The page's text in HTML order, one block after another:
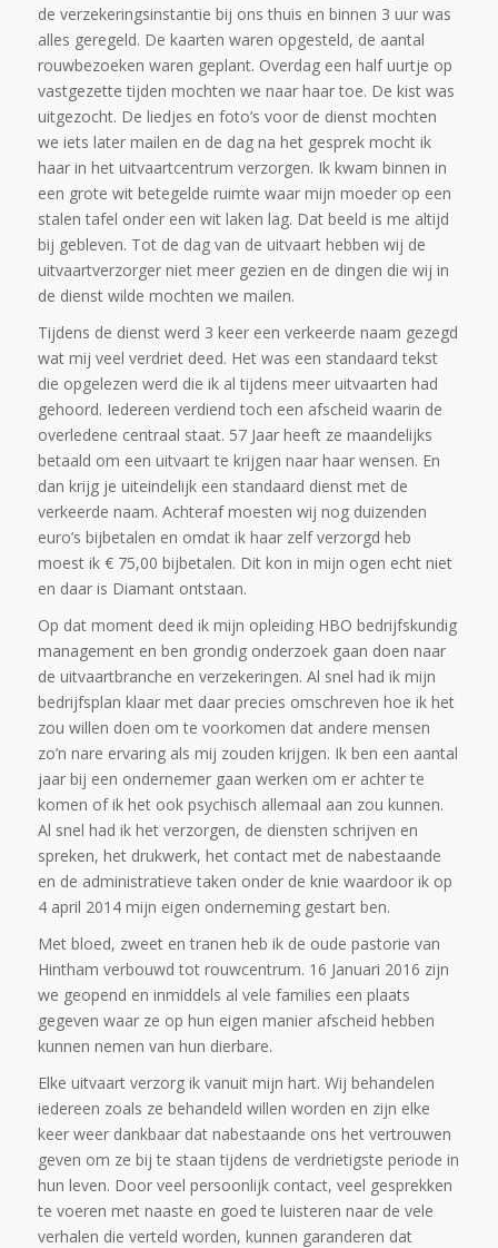
de verzekeringsinstantie bij ons thuis en binnen 3 uur was
alles geregeld. De kaarten waren opgesteld, de aantal
rouwbezoeken waren geplant. Overdag een half uurtje op
vastgezette tijden mochten we naar haar toe. De kist was
uitgezocht. De liedjes en foto’s voor de dienst mochten
we iets later mailen en de dag na het gesprek mocht ik
haar in het uitvaartcentrum verzorgen. Ik kwam binnen in
een grote wit betegelde ruimte waar mijn moeder op een
stalen tafel onder een wit laken lag. Dat beeld is me altijd
bij gebleven. Tot de dag van de uitvaart hebben wij de
uitvaartverzorger niet meer gezien en de dingen die wij in
de dienst wilde mochten we mailen.
Tijdens de dienst werd 3 keer een verkeerde naam gezegd
wat mij veel verdriet deed. Het was een standaard tekst
die opgelezen werd die ik al tijdens meer uitvaarten had
gehoord. Iedereen verdiend toch een afscheid waarin de
overledene centraal staat. 57 Jaar heeft ze maandelijks
betaald om een uitvaart te krijgen naar haar wensen. En
dan krijg je uiteindelijk een standaard dienst met de
verkeerde naam. Achteraf moesten wij nog duizenden
euro’s bijbetalen en omdat ik haar zelf verzorgd heb
moest ik € 75,00 bijbetalen. Dit kon in mijn ogen echt niet
en daar is Diamant ontstaan.
Op dat moment deed ik mijn opleiding HBO bedrijfskundig
management en ben grondig onderzoek gaan doen naar
de uitvaartbranche en verzekeringen. Al snel had ik mijn
bedrijfsplan klaar met daar precies omschreven hoe ik het
zou willen doen om te voorkomen dat andere mensen
zo’n nare ervaring als mij zouden krijgen. Ik ben een aantal
jaar bij een ondernemer gaan werken om er achter te
komen of ik het ook psychisch allemaal aan zou kunnen.
Al snel had ik het verzorgen, de diensten schrijven en
spreken, het drukwerk, het contact met de nabestaande
en de administratieve taken onder de knie waardoor ik op
4 april 2014 mijn eigen onderneming gestart ben.
Met bloed, zweet en tranen heb ik de oude pastorie van
Hintham verbouwd tot rouwcentrum. 16 Januari 2016 zijn
we geopend en inmiddels al vele families een plaats
gegeven waar ze op hun eigen manier afscheid hebben
kunnen nemen van hun dierbare.
Elke uitvaart verzorg ik vanuit mijn hart. Wij behandelen
iedereen zoals ze behandeld willen worden en zijn elke
keer weer dankbaar dat nabestaande ons het vertrouwen
geven om ze bij te staan tijdens de verdrietigste periode in
hun leven. Door veel persoonlijk contact, veel gesprekken
te voeren met naaste en goed te luisteren naar de vele
verhalen die verteld worden, kunnen garanderen dat